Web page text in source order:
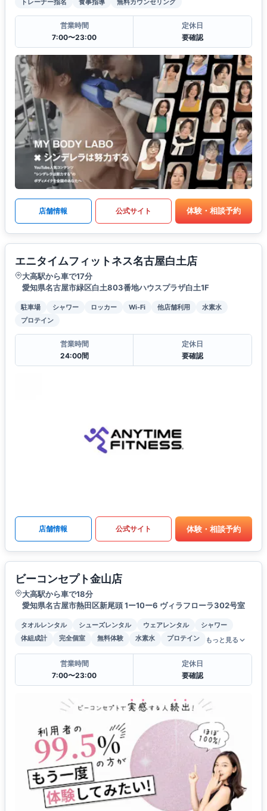
トレーナー指名 食事指導 無料カウンセリング
営業時間
7:00〜23:00
定休日
要確認
店舗情報 公式サイト 体験・相談予約
エニタイムフィットネス名古屋白土店
大高駅から車で17分
愛知県名古屋市緑区白土803番地ハウスプラザ白土1F
駐車場 シャワー ロッカー Wi-Fi 他店舗利用
水素水
プロテイン
営業時間
24:00間
定休日
要確認
店舗情報 公式サイト 体験・相談予約
ビーコンセプト金山店
大高駅から車で18分
愛知県名古屋市熱田区新尾頭 1ー10ー6 ヴィラフローラ302号室
タオルレンタル シューズレンタル ウェアレンタル
シャワー
体組成計
完全個室 無料体験 水素水 プロテイン もっと見る
営業時間
7:00〜23:00
定休日
要確認